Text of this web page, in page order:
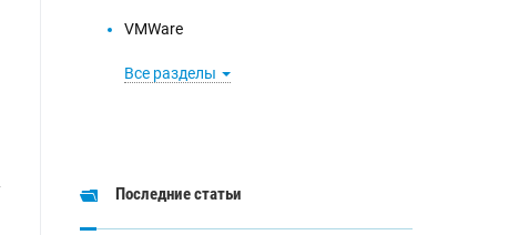
VMWare
Все разделы
Последние статьи